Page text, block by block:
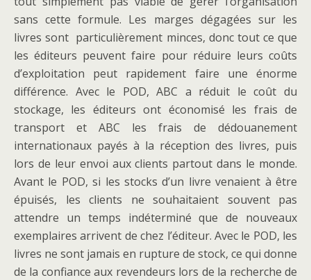
sans cette formule. Les marges dégagées sur les
livres sont particulièrement minces, donc tout ce que
les éditeurs peuvent faire pour réduire leurs coûts
d’exploitation peut rapidement faire une énorme
différence. Avec le POD, ABC a réduit le coût du
stockage, les éditeurs ont économisé les frais de
transport et ABC les frais de dédouanement
internationaux payés à la réception des livres, puis
lors de leur envoi aux clients partout dans le monde.
Avant le POD, si les stocks d’un livre venaient à être
épuisés, les clients ne souhaitaient souvent pas
attendre un temps indéterminé que de nouveaux
exemplaires arrivent de chez l’éditeur. Avec le POD, les
livres ne sont jamais en rupture de stock, ce qui donne
de la confiance aux revendeurs lors de la recherche de